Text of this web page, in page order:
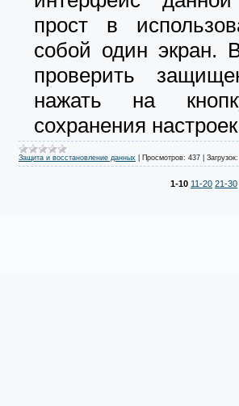
прост в
собой один экран.
проверить
нажать на
сохранения
Защита и восстановление данных Просмотров: 437 Загрузок:
1-10 11-20 21-30